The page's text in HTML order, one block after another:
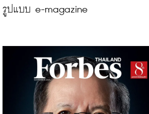
รูปแบบ e-magazine